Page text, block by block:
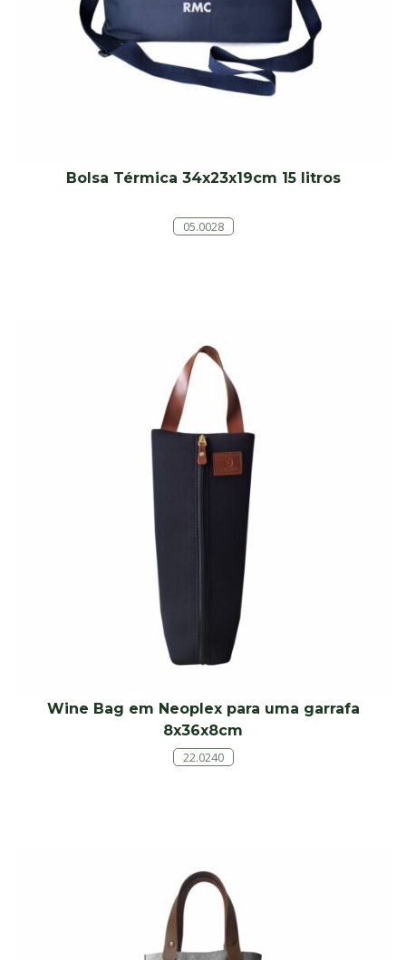
Bolsa Térmica 34x23x19cm 15 litros
05.0028
Wine Bag em Neoplex para uma garrafa
8x36x8cm
22.0240